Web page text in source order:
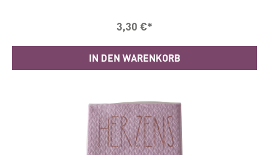
Servietten. Maße: 33 x 33 cm
3,30 €*
IN DEN WARENKORB